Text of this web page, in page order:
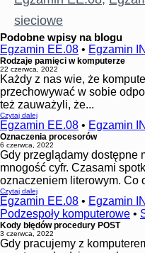
sieciowe
Podobne wpisy na blogu
Egzamin EE.08 • Egzamin
Rodzaje pamięci w komputerze
22 czerwca, 2022
Każdy z nas wie, że
przechowywać w sobie
też zauważyli, że...
Czytaj dalej
Egzamin EE.08 • Egzamin
Oznaczenia procesorów
6 czerwca, 2022
Gdy przeglądamy dostępne
mnogość cyfr. Czasami
oznaczeniem literowym. Co
Czytaj dalej
Egzamin EE.08 • Egzamin
Podzespoły komputerowe •
Kody błędów procedury POST
3 czerwca, 2022
Gdy pracujemy z